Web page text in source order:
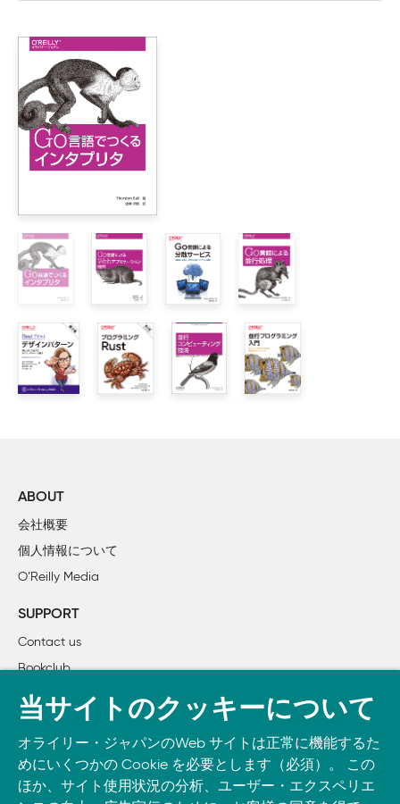
    1.1　開発ツールのインストール
    1.2　ディレクトリの指定
    1.3　goコマンド
        1.3.1　go run
        1.3.2　go build
        1.3.3　go mod
        1.3.5　コードのフォーマット
    1.5　ツールの選択
        1.5.1　Visual Studio Code
        1.5.2　GoLand
    1.6　Makefile
    1.7　開発環境やバイナリファイルの更新
    1.8　まとめ
        2.1.2　リテラル
        2.1.3　論理型 bool
        2.1.5　文字列型とrune型
        2.1.6　明示的型変換
    2.4　型付きの定数と型のない定数
    2.5　未使用変数
    2.6　変数および定数の名前
    2.7　まとめ
3章　合成型
    3.1　配列
ABOUT
会社概要
個人情報について
O’Reilly Media
SUPPORT
Contact us
Bookclub
書籍注文
Take O’Reilly with you and learn anywhere, anytime on your
phone
and tablet.
当サイトのクッキーについて
オライリー・ジャパンのWeb サイトは正常に機能するた
めにいくつかの Cookie を必要とします（必須）。 この
ほか、サイト使用状況の分析、ユーザー・エクスペリエ